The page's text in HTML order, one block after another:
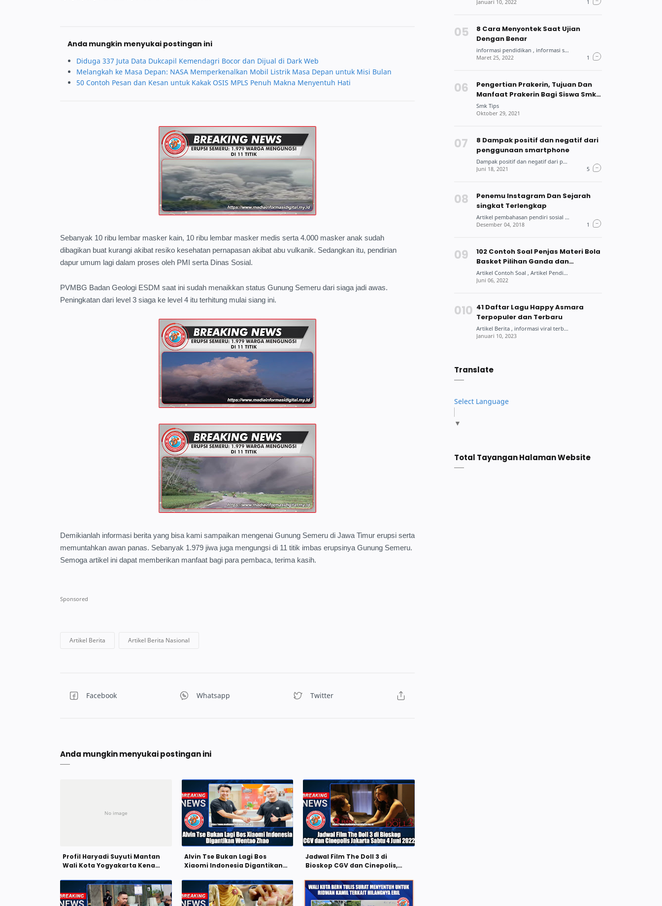
Anda mungkin menyukai postingan ini
Diduga 337 Juta Data Dukcapil Kemendagri Bocor dan Dijual di Dark Web
Melangkah ke Masa Depan: NASA Memperkenalkan Mobil Listrik Masa Depan untuk Misi Bulan
50 Contoh Pesan dan Kesan untuk Kakak OSIS MPLS Penuh Makna Menyentuh Hati
Sebanyak 10 ribu lembar masker kain, 10 ribu lembar masker medis serta 4.000 masker anak sudah
dibagikan buat kurangi akibat resiko kesehatan pernapasan akibat abu vulkanik. Sedangkan itu, pendirian
dapur umum lagi dalam proses oleh PMI serta Dinas Sosial.
PVMBG Badan Geologi ESDM saat ini sudah menaikkan status Gunung Semeru dari siaga jadi awas.
Peningkatan dari level 3 siaga ke level 4 itu terhitung mulai siang ini.
Demikianlah informasi berita yang bisa kami sampaikan mengenai Gunung Semeru di Jawa Timur erupsi serta
memuntahkan awan panas. Sebanyak 1.979 jiwa juga mengungsi di 11 titik imbas erupsinya Gunung Semeru.
Semoga artikel ini dapat memberikan manfaat bagi para pembaca, terima kasih.
Anda mungkin menyukai postingan ini
Profil Haryadi Suyuti Mantan
Wali Kota Yogyakarta Kena
Alvin Tse Bukan Lagi Bos
Xiaomi Indonesia Digantikan
Jadwal Film The Doll 3 di
Bioskop CGV dan Cinepolis,
8 Cara Menyontek Saat Ujian
Dengan Benar
Pengertian Prakerin, Tujuan Dan
Manfaat Prakerin Bagi Siswa Smk
Dan Mahasiswa
8 Dampak positif dan negatif dari
penggunaan smartphone
Penemu Instagram Dan Sejarah
singkat Terlengkap
102 Contoh Soal Penjas Materi Bola
Basket Pilihan Ganda dan
Jawabannya
41 Daftar Lagu Happy Asmara
Terpopuler dan Terbaru
Translate
Select Language
▼
Total Tayangan Halaman Website